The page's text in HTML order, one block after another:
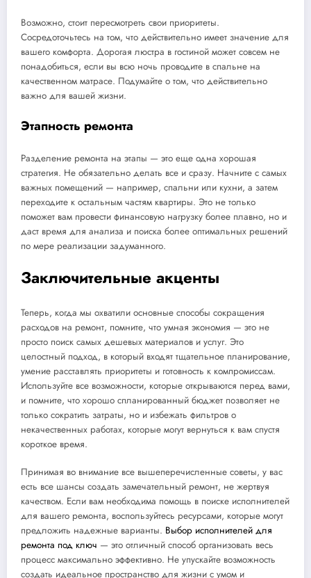
Возможно, стоит пересмотреть свои приоритеты.
Сосредоточьтесь на том, что действительно имеет значение для
вашего комфорта. Дорогая люстра в гостиной может совсем не
понадобиться, если вы всю ночь проводите в спальне на
качественном матрасе. Подумайте о том, что действительно
важно для вашей жизни.
Этапность ремонта
Разделение ремонта на этапы — это еще одна хорошая
стратегия. Не обязательно делать все и сразу. Начните с самых
важных помещений — например, спальни или кухни, а затем
переходите к остальным частям квартиры. Это не только
поможет вам провести финансовую нагрузку более плавно, но и
даст время для анализа и поиска более оптимальных решений
по мере реализации задуманного.
Заключительные акценты
Теперь, когда мы охватили основные способы сокращения
расходов на ремонт, помните, что умная экономия — это не
просто поиск самых дешевых материалов и услуг. Это
целостный подход, в который входят тщательное планирование,
умение расставлять приоритеты и готовность к компромиссам.
Используйте все возможности, которые открываются перед вами,
и помните, что хорошо спланированный бюджет позволяет не
только сократить затраты, но и избежать фильтров о
некачественных работах, которые могут вернуться к вам спустя
короткое время.
Принимая во внимание все вышеперечисленные советы, у вас
есть все шансы создать замечательный ремонт, не жертвуя
качеством. Если вам необходима помощь в поиске исполнителей
для вашего ремонта, воспользуйтесь ресурсами, которые могут
предложить надежные варианты. Выбор исполнителей для
ремонта под ключ — это отличный способ организовать весь
процесс максимально эффективно. Не упускайте возможность
создать идеальное пространство для жизни с умом и